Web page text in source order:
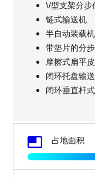
V型支架分步
链式输送机
半自动装载机
带垫片的分
摩擦式扁平
闭环托盘输
闭环垂直杆
Image占地面积